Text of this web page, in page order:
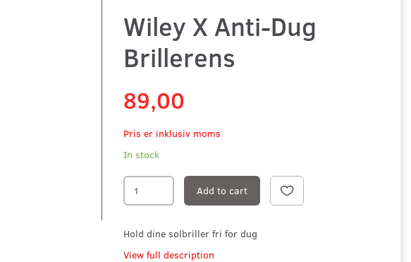
Wiley X Anti-Dug
Brillerens
89,00
Pris er inklusiv moms
In stock
Add to cart
Hold dine solbriller fri for dug
View full description